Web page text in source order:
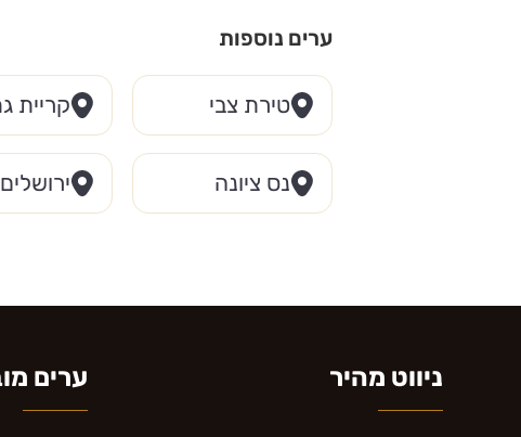
ערים נוספות
טירת צבי קריית
נס ציונה ירושלים
ערים ניווט מהיר